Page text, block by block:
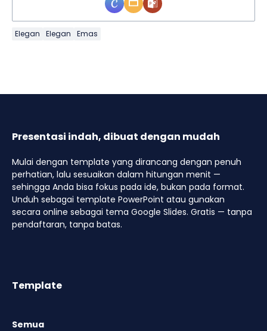
Elegan Elegan Emas
Presentasi indah, dibuat dengan mudah
Mulai dengan template yang dirancang dengan penuh
perhatian, lalu sesuaikan dalam hitungan menit —
sehingga Anda bisa fokus pada ide, bukan pada format.
Unduh sebagai template PowerPoint atau gunakan
secara online sebagai tema Google Slides. Gratis — tanpa
pendaftaran, tanpa batas.
Template
Semua